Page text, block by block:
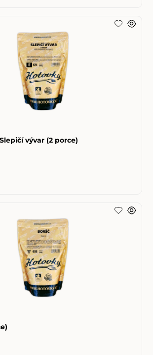
vývar (2 porce)